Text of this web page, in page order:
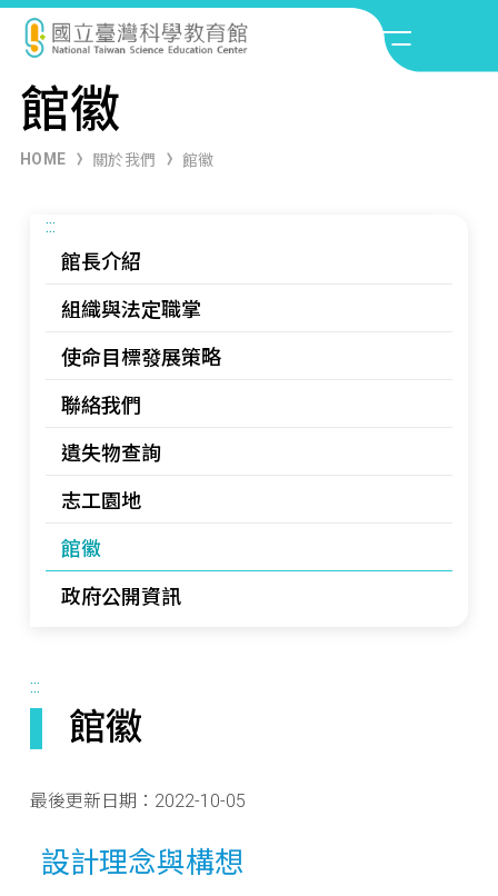
館徽
HOME 關於我們 館徽
:::
館長介紹
組織與法定職掌
使命目標發展策略
聯絡我們
遺失物查詢
志工園地
館徽
政府公開資訊
:::
館徽
最後更新日期： 2022-10-05
設計理念與構想